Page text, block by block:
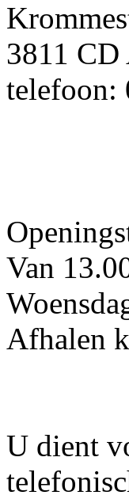
3811
telefoon:
Van
Afhalen
U dient